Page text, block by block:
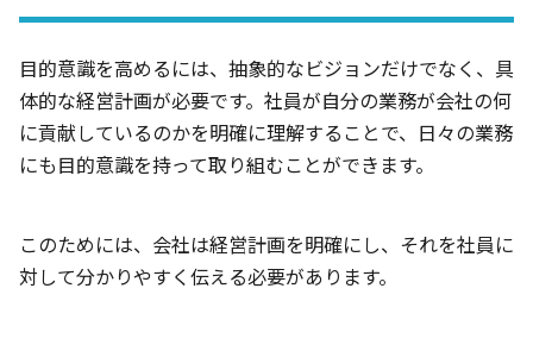
目的意識を高めるには、抽象的なビジョンだけでなく、具
体的な経営計画が必要です。社員が自分の業務が会社の何
に貢献しているのかを明確に理解することで、日々の業務
にも目的意識を持って取り組むことができます。
このためには、会社は経営計画を明確にし、それを社員に
対して分かりやすく伝える必要があります。